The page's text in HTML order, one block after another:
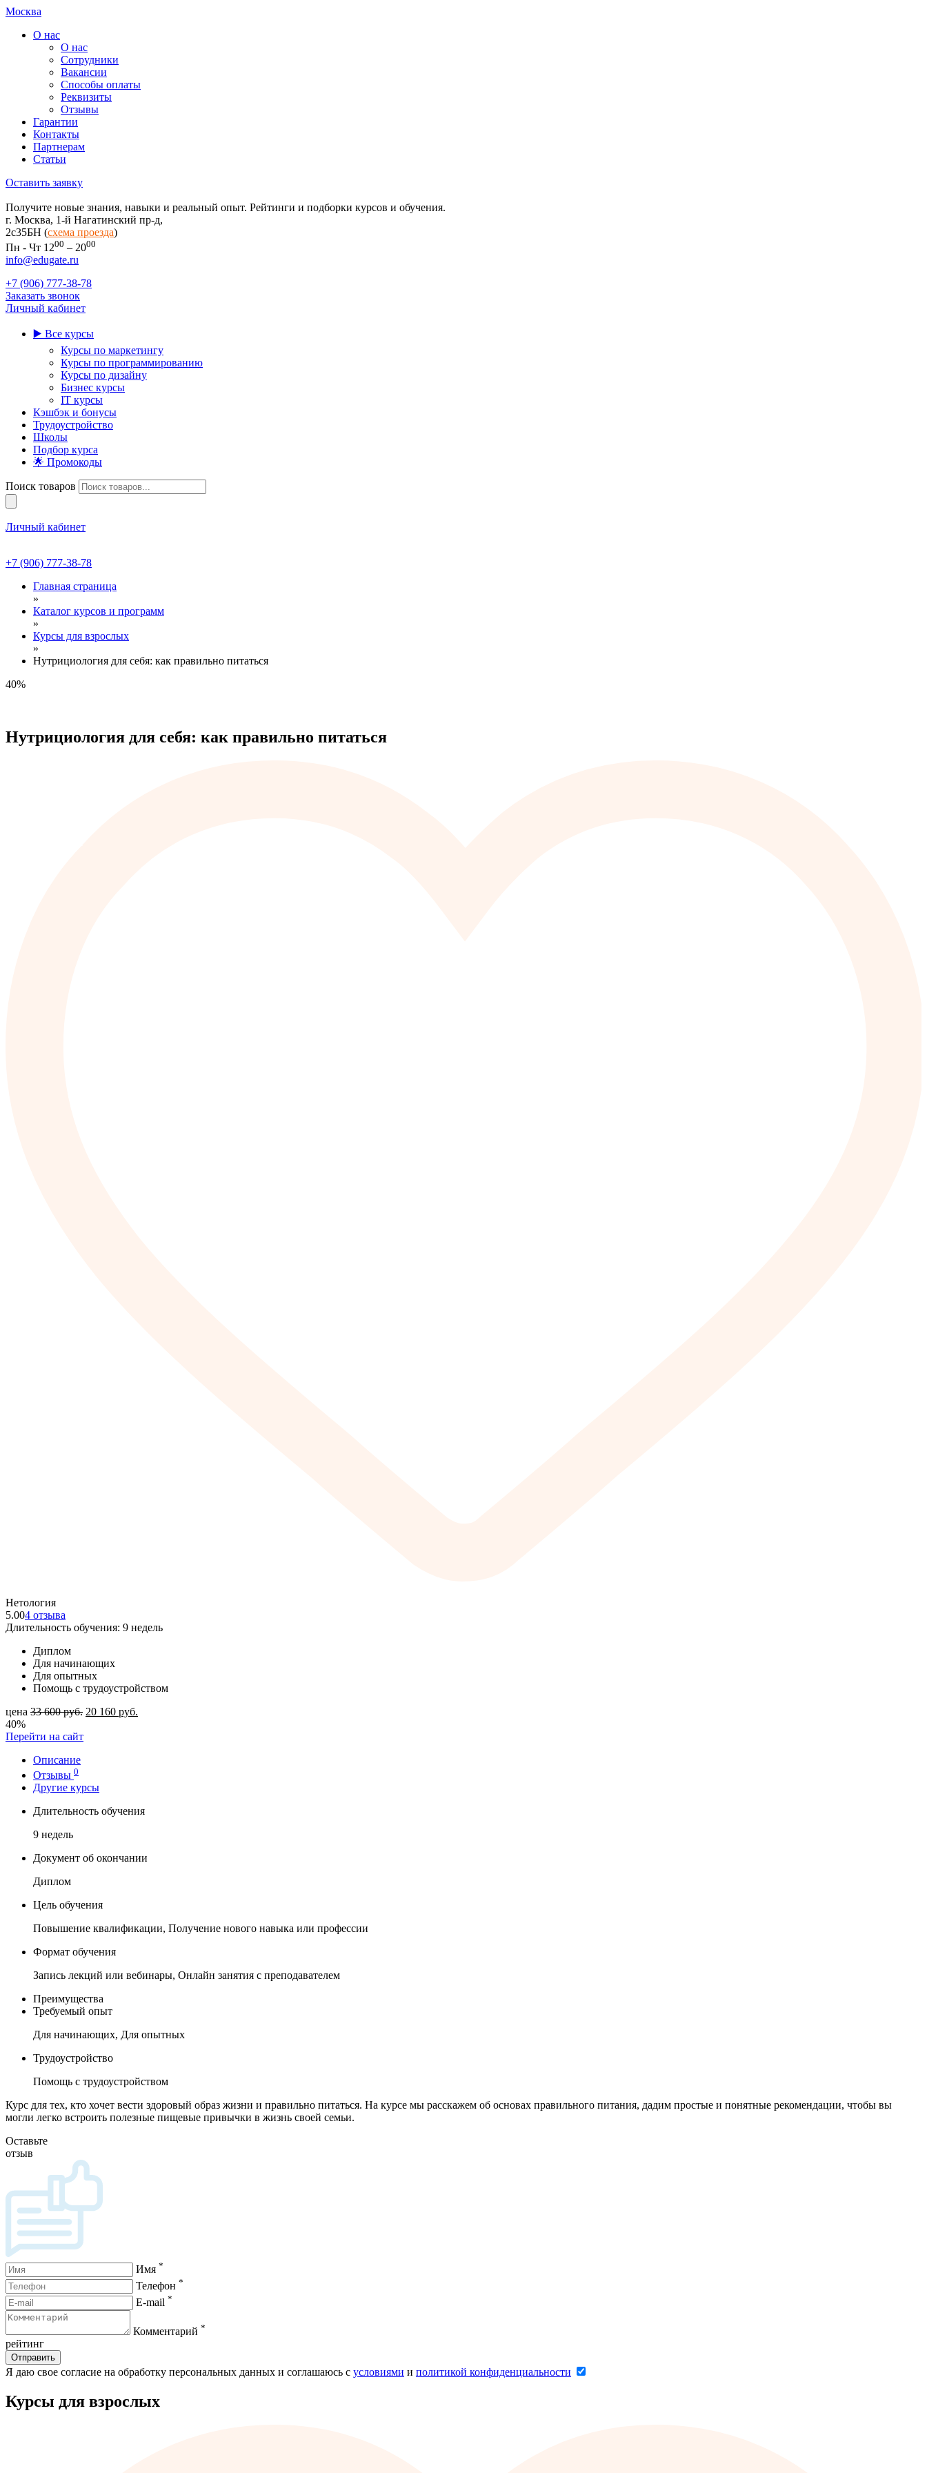
Москва
О нас
О нас
Сотрудники
Вакансии
Способы оплаты
Реквизиты
Отзывы
Гарантии
Контакты
Партнерам
Статьи
Оставить заявку
Получите новые знания, навыки и реальный опыт. Рейтинги и подборки курсов и обучения.
г. Москва, 1-й Нагатинский пр-д,
2c35БН (схема проезда)
Пн - Чт 1200 – 2000
info@edugate.ru
+7 (906) 777-38-78
Заказать звонок
Личный кабинет
▶️ Все курсы
Курсы по маркетингу
Курсы по программированию
Курсы по дизайну
Бизнес курсы
IT курсы
Кэшбэк и бонусы
Трудоустройство
Школы
Подбор курса
🌟 Промокоды
Поиск товаров
Личный кабинет
+7 (906) 777-38-78
Главная страница
»
Каталог курсов и программ
»
Курсы для взрослых
»
Нутрициология для себя: как правильно питаться
40%
Нутрициология для себя: как правильно питаться
Нетология
5.004 отзыва
Длительность обучения: 9 недель
Диплом
Для начинающих
Для опытных
Помощь с трудоустройством
цена 33 600руб. 20 160 руб.
40%
Перейти на сайт
Описание
Отзывы 0
Другие курсы
Длительность обучения
9 недель
Документ об окончании
Диплом
Цель обучения
Повышение квалификации, Получение нового навыка или профессии
Формат обучения
Запись лекций или вебинары, Онлайн занятия с преподавателем
Преимущества
Требуемый опыт
Для начинающих, Для опытных
Трудоустройство
Помощь с трудоустройством
Курс для тех, кто хочет вести здоровый образ жизни и правильно питаться. На курсе мы расскажем об основах правильного питания, дадим простые и понятные рекомендации, чтобы вы
могли легко встроить полезные пищевые привычки в жизнь своей семьи.
Оставьте
отзыв
Имя *
Телефон *
E-mail *
Комментарий *
рейтинг
Отправить
Я даю свое согласие на обработку персональных данных и соглашаюсь с условиями и политикой конфиденциальности
Курсы для взрослых